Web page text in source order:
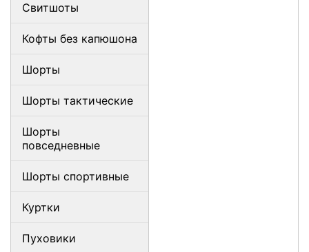
Свитшоты
Кофты без капюшона
Шорты
Шорты тактические
Шорты
повседневные
Шорты спортивные
Куртки
Пуховики